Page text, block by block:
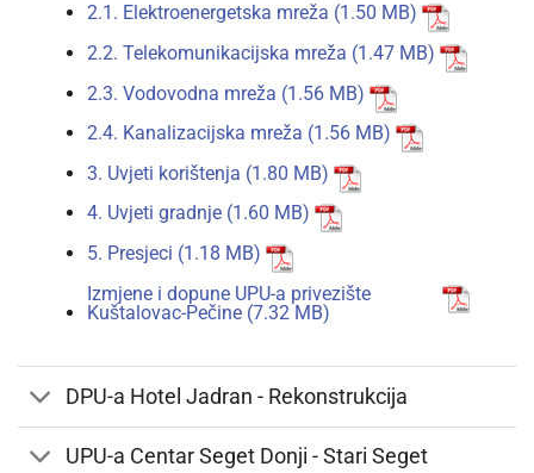
2.1. Elektroenergetska mreža
2.2. Telekomunikacijska mreža
2.3. Vodovodna mreža
2.4. Kanalizacijska mreža
3. Uvjeti korištenja
4. Uvjeti gradnje
5. Presjeci
Izmjene i dopune UPU-a privezište
Kuštalovac-Pečine
DPU-a Hotel Jadran - Rekonstrukcija
UPU-a Centar Seget Donji - Stari Seget